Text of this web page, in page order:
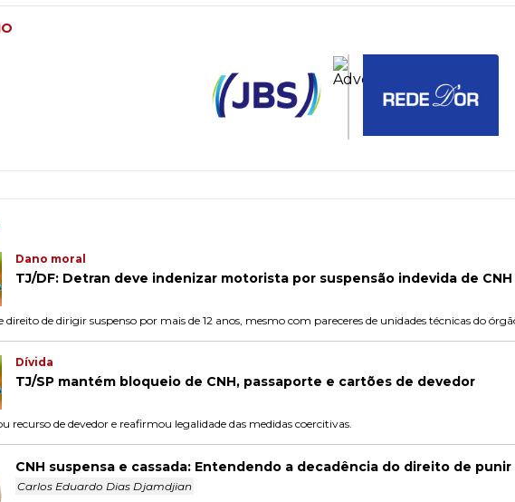
Dano moral
TJ/DF: Detran deve indenizar motorista por suspensão indevida de CNH
direito de dirigir suspenso por mais de 12 anos, mesmo com pareceres de unidades técnicas do
Dívida
TJ/SP mantém bloqueio de CNH, passaporte e cartões de devedor
recurso de devedor e reafirmou legalidade das medidas coercitivas.
CNH suspensa e cassada: Entendendo a decadência do direito de punir
Carlos Eduardo Dias Djamdjian